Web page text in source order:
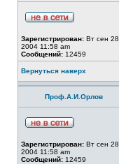
Зарегистрирован: Вт сен 28,
2004 11:58 am
Сообщений: 12459
Вернуться наверх
Проф.А.И.Орлов
Зарегистрирован: Вт сен 28,
2004 11:58 am
Сообщений: 12459